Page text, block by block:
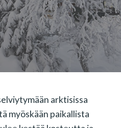
arktisissa
myöskään paikallista